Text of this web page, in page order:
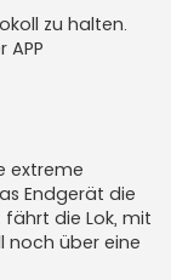
zu halten.
extreme
Endgerät die
die Lok, mit
noch über eine